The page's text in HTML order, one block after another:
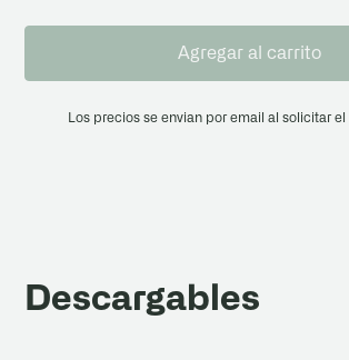
Agregar al carrito
Los precios se envian por email al solicitar
Descargables